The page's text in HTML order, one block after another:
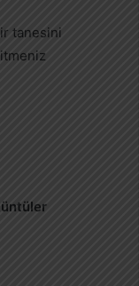
tanesini